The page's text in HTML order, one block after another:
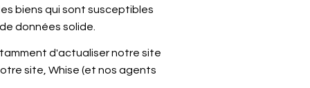
biens qui sont susceptibles
données solide.
d'actualiser notre site
site, Whise (et nos agents